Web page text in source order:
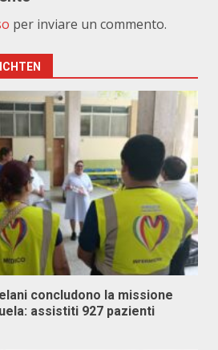
per inviare un commento.
concludono la missione
assistiti 927 pazienti